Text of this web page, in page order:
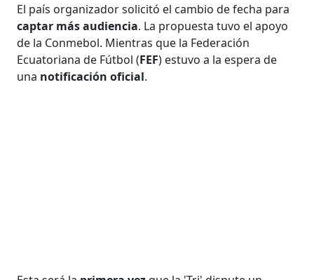
El país organizador solicitó el cambio de fecha para
captar más audiencia. La propuesta tuvo el apoyo
de la Conmebol. Mientras que la Federación
Ecuatoriana de Fútbol (FEF) estuvo a la espera de
una notificación oficial.